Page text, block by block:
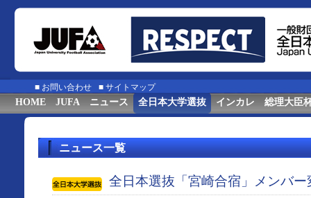
■ お問い合わせ ■ サイトマップ
HOME JUFA ニュース 全日本大学選抜 インカレ 総理大臣
ニュース一覧
全日本選抜「宮崎合宿」メンバ